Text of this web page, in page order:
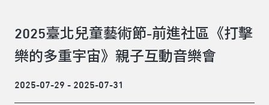
2025臺北兒童藝術節-前進社區《打擊
樂的多重宇宙》親子互動音樂會
2025-07-29 - 2025-07-31